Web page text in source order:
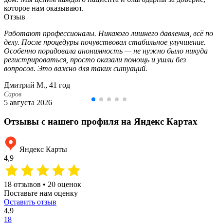
которое нам оказывают.
Отзыв
Работают профессионалы. Никакого лишнего давления, всё по
делу. После процедуры почувствовал стабильное улучшение.
Особенно порадовала анонимность — не нужно было никуда
регистрироваться, просто оказали помощь и ушли без
вопросов. Это важно для таких ситуаций.
Дмитрий М., 41 год
Саров
5 августа 2026
Отзывы с нашего профиля на Яндекс Картах
Яндекс Карты
4,9
18 отзывов • 20 оценок
Поставьте нам оценку
Оставить отзыв
4,9
18